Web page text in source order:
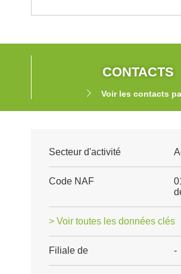
CONTACTS
Voir les contacts
Secteur d'activité
Code NAF
> Voir toutes les données clés
Filiale de -